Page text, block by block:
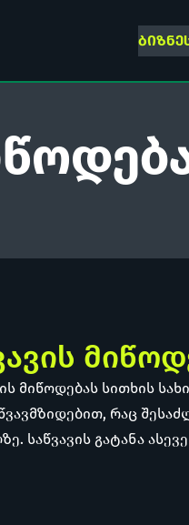
მიწოდებას სითხის
რაც
საწვავის გატანა